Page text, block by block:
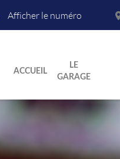
Afficher le numéro
ACCUEIL
LE
GARAGE